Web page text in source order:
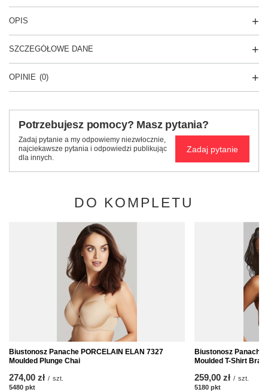
OPIS
SZCZEGÓŁOWE DANE
OPINIE (0)
Potrzebujesz pomocy? Masz pytania?
Zadaj pytanie a my odpowiemy niezwłocznie,
najciekawsze pytania i odpowiedzi publikując
dla innych.
Zadaj pytanie
DO KOMPLETU
Biustonosz Panache PORCELAIN ELAN 7327
Moulded Plunge Chai
274,00 zł / szt.
5480 pkt
Biustonosz Panache
Moulded T-Shirt Bra
259,00 zł / szt.
5180 pkt